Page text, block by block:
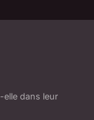
dans leur